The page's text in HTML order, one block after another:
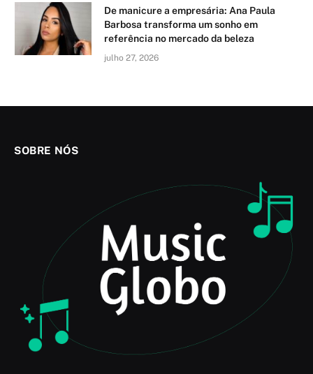
De manicure a empresária: Ana Paula
Barbosa transforma um sonho em
referência no mercado da beleza
julho 27, 2026
SOBRE NÓS